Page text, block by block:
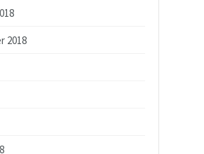
2018